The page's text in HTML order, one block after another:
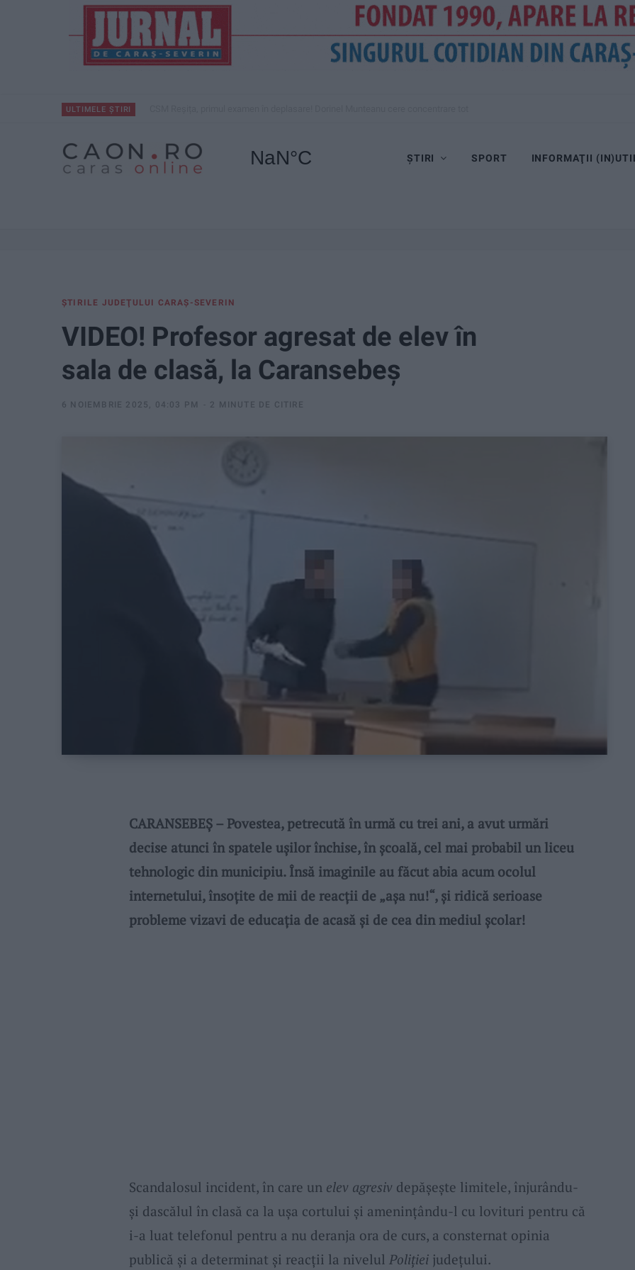
ULTIMELE ȘTIRI
ȘTIRI SPORT INFORMAŢII
ŞTIRILE JUDEŢULUI CARAŞ-SEVERIN
VIDEO! Profesor agresat de elev în
sala de clasă, la Caransebeș
6 NOIEMBRIE 2025, 04:03 PM 2 MINUTE DE CITIRE
CARANSEBEȘ – Povestea, petrecută în urmă cu trei ani, a avut urmări
decise atunci în spatele ușilor închise, în școală, cel mai probabil un liceu
tehnologic din municipiu. Însă imaginile au făcut abia acum ocolul
internetului, însoțite de mii de reacții de „așa nu!“, și ridică serioase
probleme vizavi de educația de acasă și de cea din mediul școlar!
Scandalosul incident, în care un elev agresiv depășește limitele, înjurându-
și dascălul în clasă ca la ușa cortului și amenințându-l cu lovituri pentru că
i-a luat telefonul pentru a nu deranja ora de curs, a consternat opinia
publică și a determinat și reacții la nivelul Polițieijudețului.